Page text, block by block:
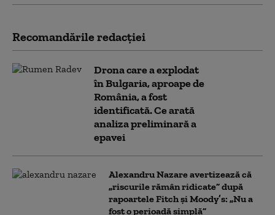
Recomandările redacţiei
Drona care a explodat
în Bulgaria, aproape de
România, a fost
identificată. Ce arată
analiza preliminară a
epavei
Alexandru Nazare avertizează că
„riscurile rămân ridicate” după
rapoartele Fitch și Moody’s: „Nu a
fost o perioadă simplă”